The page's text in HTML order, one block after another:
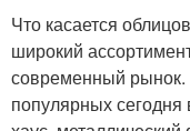
Что касается
широкий
современный рынок.
популярных сегодня